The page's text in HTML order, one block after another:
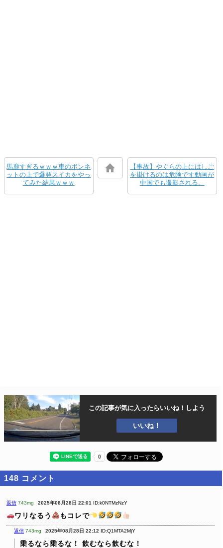
馬鹿すぎるｗｗｗ車のボンネ
ットの上で爆発スイカをやっ
てみた結果ｗｗｗ
【事故】やぐらの上にはしご
を掛けるのは危険です動画が
中国でも撮影される。
この記事が気に入ったらいいね！しよう
いいね！
148 コメント
返信 743mg 2025年08月28日 22:01 ID:k0NTMzNzY
ワリなるう もコレで
返信 743mg 2025年08月28日 22:12 ID:Q1MTA2MjY
乗るなら乗るな！ 飲むなら飲むな！